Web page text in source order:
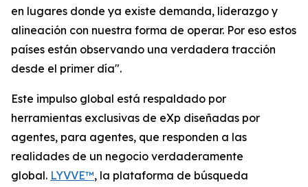
en lugares donde ya existe demanda, liderazgo y
alineación con nuestra forma de operar. Por eso estos
países están observando una verdadera tracción
desde el primer día".
Este impulso global está respaldado por
herramientas exclusivas de eXp diseñadas por
agentes, para agentes, que responden a las
realidades de un negocio verdaderamente
global. LYVVE™, la plataforma de búsqueda